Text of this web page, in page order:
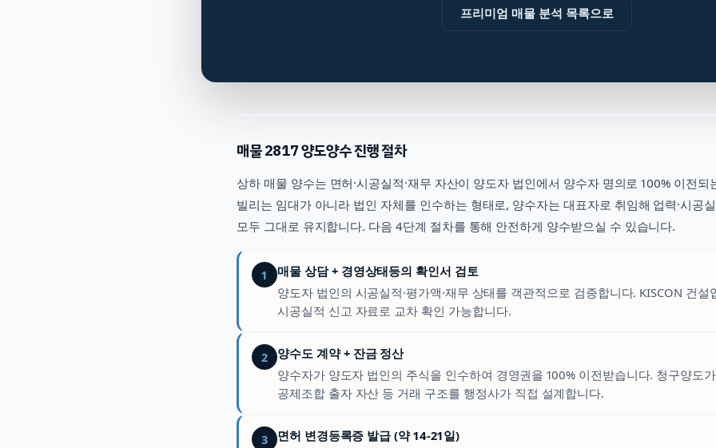
프리미엄 매물 분석 목록으로
매물2817양도양수 진행 절차
상하매물 양수는 면허·시공실적·재무 자산이 양도자 법인에서 양수자 명의로 100% 이전되
빌리는 임대가 아니라 법인 자체를 인수하는 형태로, 양수자는 대표자로 취임해 업력·시공
모두 그대로 유지합니다. 다음 4단계 절차를 통해 안전하게 양수받으실 수 있습니다.
1
매물 상담 + 경영상태등의 확인서 검토
양도자 법인의 시공실적·평가액·재무 상태를 객관적으로 검증합니다. KISCON 건설
시공실적 신고 자료로 교차 확인 가능합니다.
2
양수도 계약 + 잔금 정산
양수자가 양도자 법인의 주식을 인수하여 경영권을 100% 이전받습니다. 청구양도
공제조합 출자 자산 등 거래 구조를 행정사가 직접 설계합니다.
3
면허 변경등록증 발급 (약 14-21일)